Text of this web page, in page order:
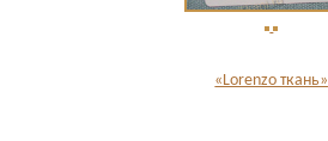
«Lorenzo ткань»